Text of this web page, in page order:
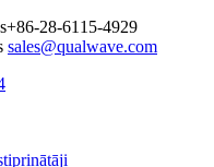
+86-28-6115-4929
sales@qualwave.com